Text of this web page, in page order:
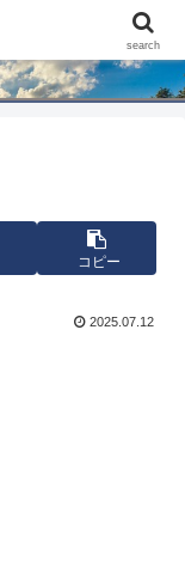
コピー
2025.07.12
search